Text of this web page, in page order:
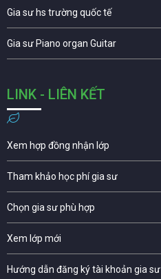
Gia sư hs trường quốc tế
Gia sư Piano organ Guitar
LINK - LIÊN KẾT
Xem hợp đồng nhận lớp
Tham khảo học phí gia sư
Chọn gia sư phù hợp
Xem lớp mới
Hướng dẫn đăng ký tài khoản gia sư